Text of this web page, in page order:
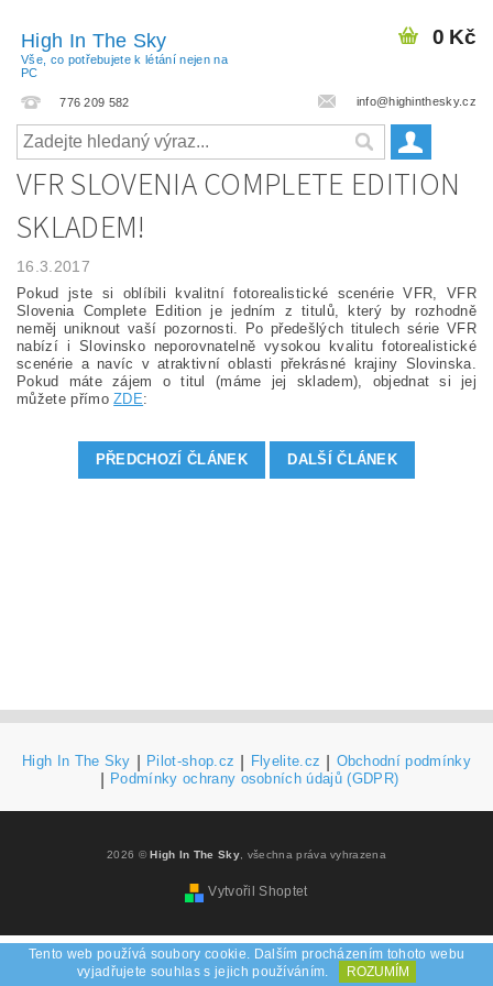
High In The Sky
Vše, co potřebujete k létání nejen na
PC
776 209 582 info@highinthesky.cz
0 Kč
VFR SLOVENIA COMPLETE EDITION
SKLADEM!
16.3.2017
Pokud jste si oblíbili kvalitní fotorealistické scenérie VFR, VFR
Slovenia Complete Edition je jedním z titulů, který by rozhodně
neměj uniknout vaší pozornosti. Po předešlých titulech série VFR
nabízí i Slovinsko neporovnatelně vysokou kvalitu fotorealistické
scenérie a navíc v atraktivní oblasti překrásné krajiny Slovinska.
Pokud máte zájem o titul (máme jej skladem), objednat si jej
můžete přímoZDE:
PŘEDCHOZÍ ČLÁNEK DALŠÍ ČLÁNEK
High In The Sky Pilot-shop.cz Flyelite.cz Obchodní podmínky
Podmínky ochrany osobních údajů (GDPR)
2026 ©High In The Sky , všechna práva vyhrazena
Vytvořil Shoptet
Tento web používá soubory cookie. Dalším procházením tohoto webu
vyjadřujete souhlas s jejich používáním.
ROZUMÍM